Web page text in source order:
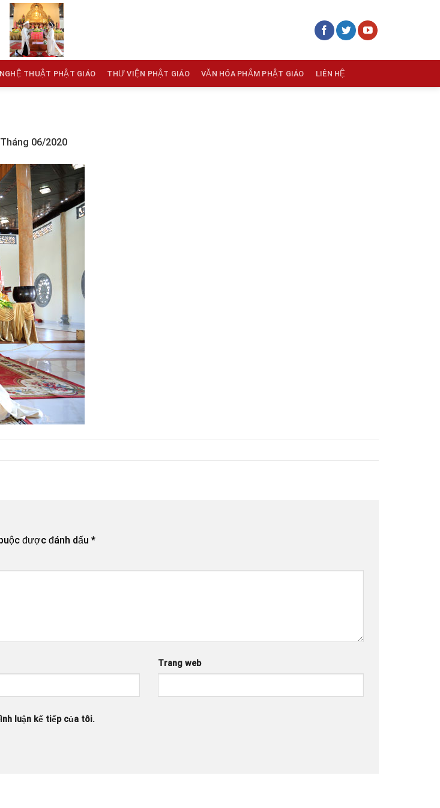
NGHỆ THUẬT PHẬT GIÁO THƯ VIỆN PHẬT GIÁO VĂN HÓA PHẨM PHẬT GIÁO LIÊN HỆ
06/2020
được đánh dấu *
Trang web
luận kế tiếp của tôi.